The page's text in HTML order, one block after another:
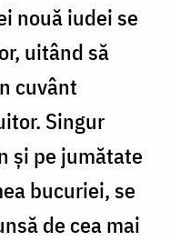
nouă iudei se
uitând să
cuvânt
Singur
şi pe jumătate
bucuriei, se
de cea mai